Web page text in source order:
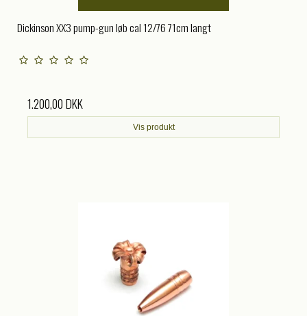
Dickinson XX3 pump-gun løb cal 12/76 71cm langt
1.200,00 DKK
Vis produkt